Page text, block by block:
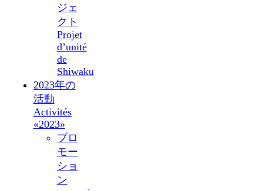
ジェ
クト
Projet
d’unité
de
Shiwaku
2023年の
活動
Activités
«2023»
プロ
モー
ショ
ン